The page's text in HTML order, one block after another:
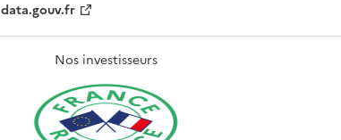
data.gouv.fr
Nos investisseurs